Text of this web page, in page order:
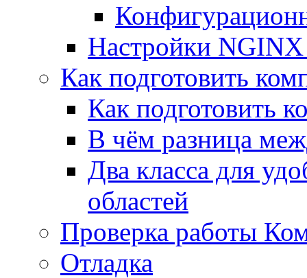
Настройки
Как подготовить
Как подготовить
В чём разница
Два класса для
областей
Проверка работы
Отладка